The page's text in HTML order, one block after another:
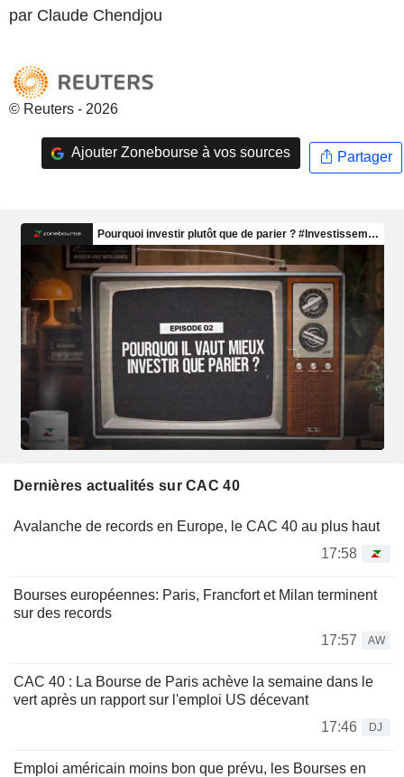
par Claude Chendjou
© Reuters - 2026
Ajouter Zonebourse à vos sources Partager
Dernières actualités sur CAC 40
Avalanche de records en Europe, le CAC 40 au plus haut
17:58
Bourses européennes: Paris, Francfort et Milan terminent
sur des records
17:57
AW
CAC 40 : La Bourse de Paris achève la semaine dans le
vert après un rapport sur l'emploi US décevant
17:46
DJ
Emploi américain moins bon que prévu, les Bourses en